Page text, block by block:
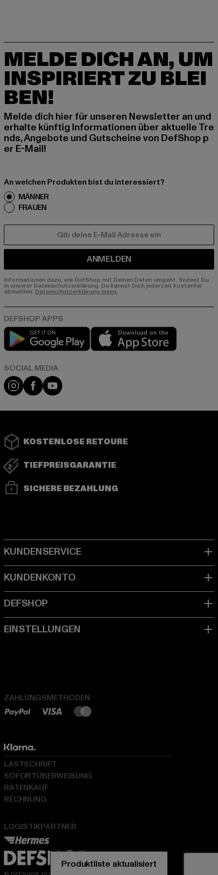
MELDE DICH AN, UM
INSPIRIERT ZU BLEI
BEN!
Melde dich hier für unseren Newsletter an und
erhalte künftig Informationen über aktuelle Tre
nds, Angebote und Gutscheine von DefShop p
er E-Mail!
An welchen Produkten bist du interessiert?
MÄNNER
FRAUEN
ANMELDEN
Informationen dazu, wie DefShop mit Deinen Daten umgeht, findest Du
in unserer Datenschutzerklärung. Du kannst Dich jederzeit kostenfei
abmelden. Datenschutzerklärung lesen.
Play market
Instagram
FacebookYouTube
KOSTENLOSE RETOURE
TIEFPREISGARANTIE
SICHERE BEZAHLUNG
ZAHLUNGSMETHODEN
LOGISTIKPARTNER
LASTSCHRIFT
SOFORTÜBERWEISUNG
RATENKAUF
RECHNUNG
Produktliste aktualisiert